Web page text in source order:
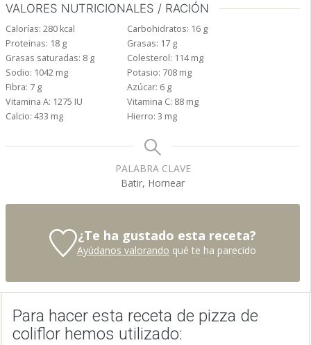
VALORES NUTRICIONALES / RACIÓN
Calorías: 280 kcal Carbohidratos: 16 g
Proteinas: 18 g Grasas: 17 g
Grasas saturadas: 8 g Colesterol: 114 mg
Sodio: 1042 mg Potasio: 708 mg
Fibra: 7 g Azúcar: 6 g
Vitamina A: 1275 IU Vitamina C: 88 mg
Calcio: 433 mg Hierro: 3 mg
PALABRA CLAVE
Batir, Hornear
¿Te ha gustado esta receta?
Ayúdanos valorando qué te ha parecido
Para hacer esta receta de pizza de
coliflor hemos utilizado: